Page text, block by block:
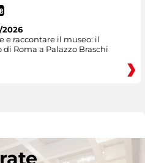
e raccontare il museo: il
di Roma a Palazzo Braschi